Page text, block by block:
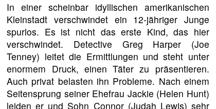
In einer scheinbar idyllischen amerikanischen
Kleinstadt verschwindet ein 12-jähriger Junge
spurlos. Es ist nicht das erste Kind, das hier
verschwindet. Detective Greg Harper (Joe
Tenney) leitet die Ermittlungen und steht unter
enormem Druck, einen Täter zu präsentieren.
Auch privat belasten ihn Probleme. Nach einem
Seitensprung seiner Ehefrau Jackie (Helen Hunt)
leiden er und Sohn Connor (Judah Lewis) sehr